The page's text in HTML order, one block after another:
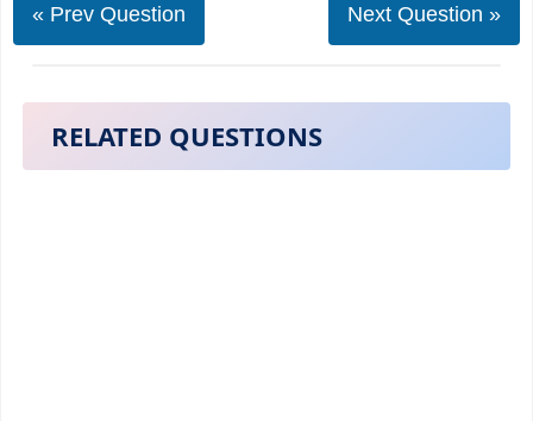
« Prev Question Next Question »
RELATED QUESTIONS